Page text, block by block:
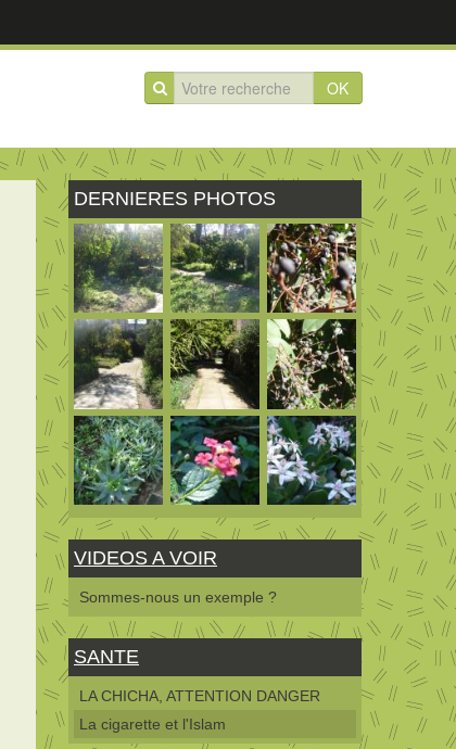
OK
DERNIERES PHOTOS
VIDEOS A VOIR
Sommes-nous un exemple ?
SANTE
LA CHICHA, ATTENTION DANGER
La cigarette et l'Islam